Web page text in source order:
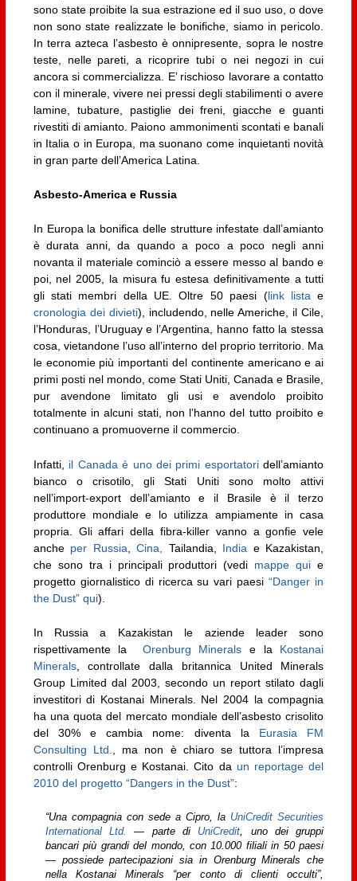
sono state proibite la sua estrazione ed il suo uso, o dove
non sono state realizzate le bonifiche, siamo in pericolo.
In terra azteca l’asbesto è onnipresente, sopra le nostre
teste, nelle pareti, a ricoprire tubi o nei negozi in cui
ancora si commercializza. E’ rischioso lavorare a contatto
con il minerale, vivere nei pressi degli stabilimenti o avere
lamine, tubature, pastiglie dei freni, giacche e guanti
rivestiti di amianto. Paiono ammonimenti scontati e banali
in Italia o in Europa, ma suonano come inquietanti novità
in gran parte dell’America Latina.
Asbesto-America e Russia
In Europa la bonifica delle strutture infestate dall’amianto
è durata anni, da quando a poco a poco negli anni
novanta il materiale cominciò a essere messo al bando e
poi, nel 2005, la misura fu estesa definitivamente a tutti
gli stati membri della UE. Oltre 50 paesi (link listae
cronologia dei divieti), includendo, nelle Americhe, il Cile,
l’Honduras, l’Uruguay e l’Argentina, hanno fatto la stessa
cosa, vietandone l’uso all’interno del proprio territorio. Ma
le economie più importanti del continente americano e ai
primi posti nel mondo, come Stati Uniti, Canada e Brasile,
pur avendone limitato gli usi e avendolo proibito
totalmente in alcuni stati, non l’hanno del tutto proibito e
continuano a promuoverne il commercio.
Infatti, il Canada è uno dei primi esportatoridell’amianto
bianco o crisotilo, gli Stati Uniti sono molto attivi
nell’import-export dell’amianto e il Brasile è il terzo
produttore mondiale e lo utilizza ampiamente in casa
propria. Gli affari della fibra-killer vanno a gonfie vele
anche per Russia ,Cina, Tailandia, India e Kazakistan,
che sono tra i principali produttori (vedi mappe qui e
progetto giornalistico di ricerca su vari paesi“Danger in
the Dust” qui).
In Russia a Kazakistan le aziende leader sono
rispettivamente la Orenburg Minerals e la Kostanai
Minerals, controllate dalla britannica United Minerals
Group Limited dal 2003, secondo un report stilato dagli
investitori di Kostanai Minerals. Nel 2004 la compagnia
ha una quota del mercato mondiale dell’asbesto crisolito
del 30% e cambia nome: diventa la Eurasia FM
Consulting Ltd.
, ma non è chiaro se tuttora l’impresa
controlli Orenburg e Kostanai. Cito da un reportage del
2010 del progetto “Dangers in the Dust”:
“Una compagnia con sede a Cipro, la UniCredit Securities
International Ltd.
— parte di UniCredit , uno dei gruppi
bancari più grandi del mondo, con 10.000 filiali in 50 paesi
— possiede partecipazioni sia in Orenburg Minerals che
nella Kostanai Minerals “per conto di clienti occulti”,